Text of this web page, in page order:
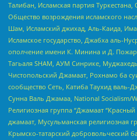
Талибан, Исламская партия
Общество возрождения исламского
Шам, Исламский джихад, Аль-Каида,
Исламское государство, Джабха аль-
ополчение имени К. Минина и Д.
Тагьаля SHAM, АУМ Синрике,
Чистопольский Джамаат, Рохнамо ба
сообщество Сеть, Катиба Таухид
Сунна Валь Джамаа, National Socialism/
Религиозная группа “Джамаат
джамаат, Мусульманская религиозная
Крымско-татарский добровольческий